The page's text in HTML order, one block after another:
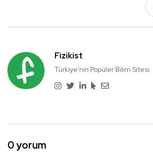
Fizikist
Türkiye'nin Popüler Bilim Sitesi
0 yorum